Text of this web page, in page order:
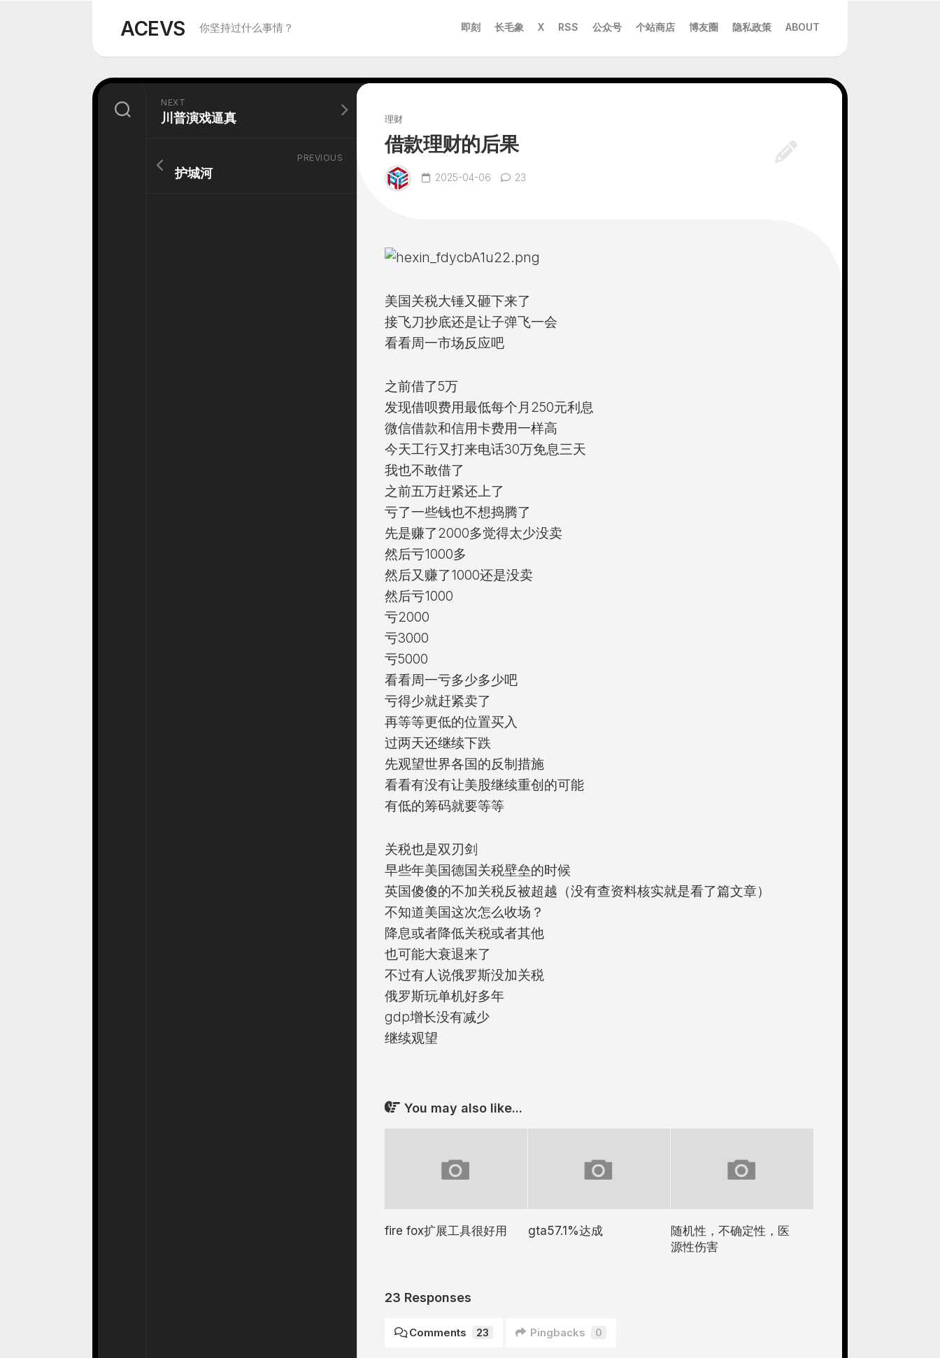
ACEVS 你坚持过什么事情？ 即刻 长毛象 X RSS 公众号 个站商店 博友圈 隐私政策 ABOUT
理财
借款理财的后果
2025-04-06 23
美国关税大锤又砸下来了
接飞刀抄底还是让子弹飞一会
看看周一市场反应吧
之前借了5万
发现借呗费用最低每个月250元利息
微信借款和信用卡费用一样高
今天工行又打来电话30万免息三天
我也不敢借了
之前五万赶紧还上了
亏了一些钱也不想捣腾了
先是赚了2000多觉得太少没卖
然后亏1000多
然后又赚了1000还是没卖
然后亏1000
亏2000
亏3000
亏5000
看看周一亏多少多少吧
亏得少就赶紧卖了
再等等更低的位置买入
过两天还继续下跌
先观望世界各国的反制措施
看看有没有让美股继续重创的可能
有低的筹码就要等等
关税也是双刃剑
早些年美国德国关税壁垒的时候
英国傻傻的不加关税反被超越（没有查资料核实就是看了篇文章）
不知道美国这次怎么收场？
降息或者降低关税或者其他
也可能大衰退来了
不过有人说俄罗斯没加关税
俄罗斯玩单机好多年
gdp增长没有减少
继续观望
You may also like...
fire fox扩展工具很好用 gta57.1%达成
随机性，不确定性，医
源性伤害
23 Responses
Comments 23 Pingbacks 0
NEXT
川普演戏逼真
PREVIOUS
护城河